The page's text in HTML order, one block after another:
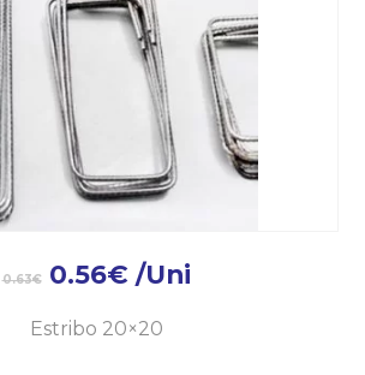
0.63€ 0.56€ /Uni
Estribo 20×20